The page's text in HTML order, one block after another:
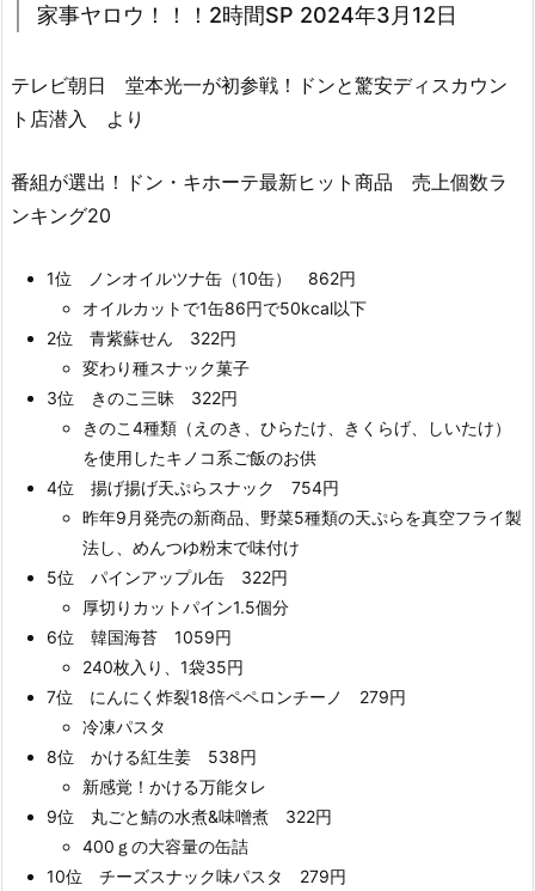
家事ヤロウ！！！2時間SP 2024年3月12日
テレビ朝日 堂本光一が初参戦！ドンと驚安ディスカウン
ト店潜入 より
番組が選出！ドン・キホーテ最新ヒット商品 売上個数ラ
ンキング20
1位 ノンオイルツナ缶（10缶） 862円
オイルカットで1缶86円で50kcal以下
2位 青紫蘇せん 322円
変わり種スナック菓子
3位 きのこ三昧 322円
きのこ4種類（えのき、ひらたけ、きくらげ、しいたけ）
を使用したキノコ系ご飯のお供
4位 揚げ揚げ天ぷらスナック 754円
昨年9月発売の新商品、野菜5種類の天ぷらを真空フライ製
法し、めんつゆ粉末で味付け
5位 パインアップル缶 322円
厚切りカットパイン1.5個分
6位 韓国海苔 1059円
240枚入り、1袋35円
7位 にんにく炸裂18倍ペペロンチーノ 279円
冷凍パスタ
8位 かける紅生姜 538円
新感覚！かける万能タレ
9位 丸ごと鯖の水煮&味噌煮 322円
400ｇの大容量の缶詰
10位 チーズスナック味パスタ 279円